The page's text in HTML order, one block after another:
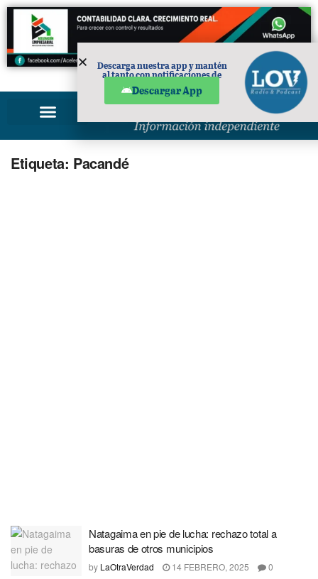
PUBLICIDAD
Etiqueta: Pacandé
Natagaima en pie de lucha: rechazo total a
basuras de otros municipios
by LaOtraVerdad 14 FEBRERO, 2025 0
Descarga nuestra app y mantén
al tanto con notificaciones de
Descargar App